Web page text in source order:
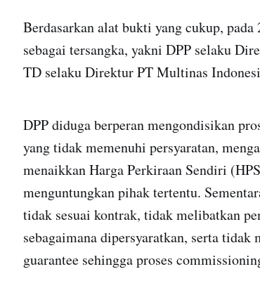
Berdasarkan alat bukti yang cukup,
sebagai tersangka, yakni DPP selaku
TD selaku Direktur PT Multinas
DPP diduga berperan mengondisikan
yang tidak memenuhi persyaratan,
menaikkan Harga Perkiraan Sendiri
menguntungkan pihak tertentu.
tidak sesuai kontrak, tidak melibatkan
sebagaimana dipersyaratkan, serta
guarantee sehingga proses